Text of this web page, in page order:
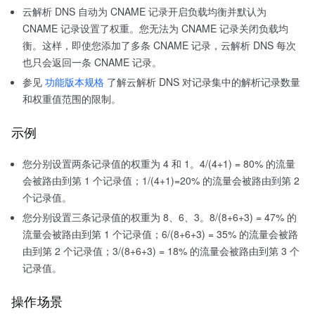
云解析 DNS 自动为 CNAME 记录开启负载均衡并默认为
CNAME 记录设置了权重。您无法为 CNAME 记录关闭负载均
衡。这样，即使您添加了多条 CNAME 记录，云解析 DNS 每次
也只会返回一条 CNAME 记录。
参见 功能版本规格 了解云解析 DNS 对记录集中的解析记录数量
和权重值范围的限制。
示例
您分别设置两条记录值的权重为 4 和 1。4/(4+1) = 80% 的流量
会被路由到第 1 个记录值；1/(4+1)=20% 的流量会被路由到第 2
个记录值。
您分别设置三条记录值的权重为 8、6、3。8/(8+6+3) = 47% 的
流量会被路由到第 1 个记录值；6/(8+6+3) = 35% 的流量会被路
由到第 2 个记录值；3/(8+6+3) = 18% 的流量会被路由到第 3 个
记录值。
操作场景